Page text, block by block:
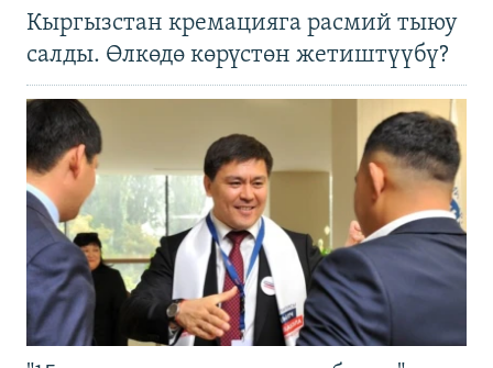
Кыргызстан кремацияга расмий тыюу
салды. Өлкөдө көрүстөн жетиштүүбү?